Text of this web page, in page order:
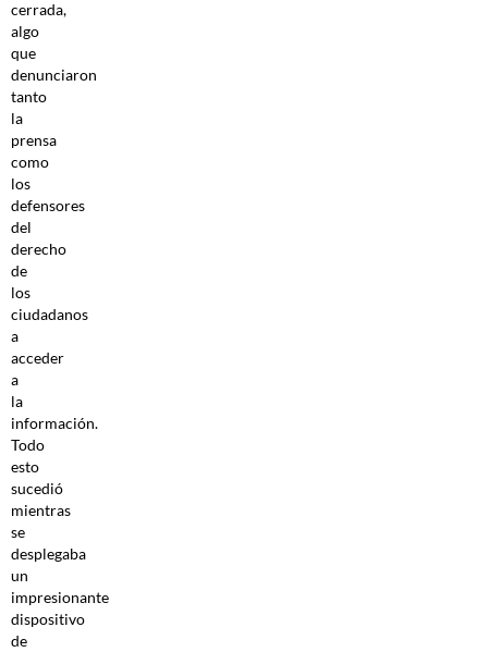
cerrada,
algo
que
denunciaron
tanto
la
prensa
como
los
defensores
del
derecho
de
los
ciudadanos
a
acceder
a
la
información.
Todo
esto
sucedió
mientras
se
desplegaba
un
impresionante
dispositivo
de